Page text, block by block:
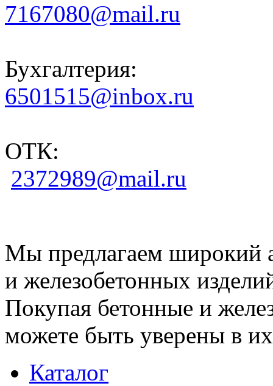
7167080@mail.ru
Бухгалтерия:
6501515@inbox.ru
ОТК:
2372989@mail.ru
Мы предлагаем широкий
и железобетонных
Покупая бетонные и
можете быть уверены в их
Каталог